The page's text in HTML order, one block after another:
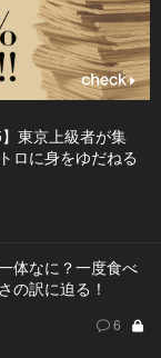
東京上級者が集
ロに身をゆだねる
体なに？一度食べ
の訳に迫る！
6